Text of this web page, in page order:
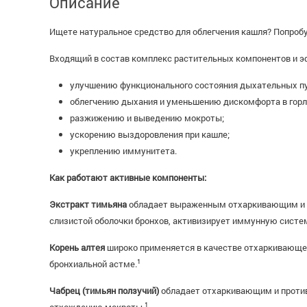
Ищете натуральное средство для облегчения кашля?
Входящий в состав комплекс растительных компонентов и
улучшению функционального состояния дыхательных
облегчению дыхания и уменьшению дискомфорта в
разжижению и выведению мокроты;
ускорению выздоровления при кашле;
укреплению иммунитета.
Как работают активные компоненты:
Экстракт тимьянаобладает выраженным отхаркивающим и
слизистой оболочки бронхов, активизирует иммунную
Корень алтея широко применяется в качестве
бронхиальной астме.1
Чабрец (тимьян ползучий)обладает отхаркивающим и
1